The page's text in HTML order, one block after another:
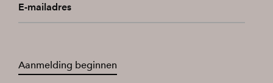
E-mailadres
Aanmelding beginnen